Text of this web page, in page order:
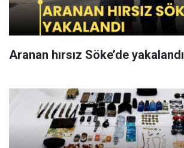
Aranan hırsız Söke’de yakalandı